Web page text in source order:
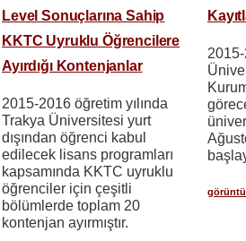
Level Sonuçlarına Sahip
KKTC Uyruklu Öğrencilere
Ayırdığı Kontenjanlar
2015-2016 öğretim yılında
Trakya Üniversitesi yurt
dışından öğrenci kabul
edilecek lisans programları
kapsamında KKTC uyruklu
öğrenciler için çeşitli
bölümlerde toplam 20
kontenjan ayırmıştır.